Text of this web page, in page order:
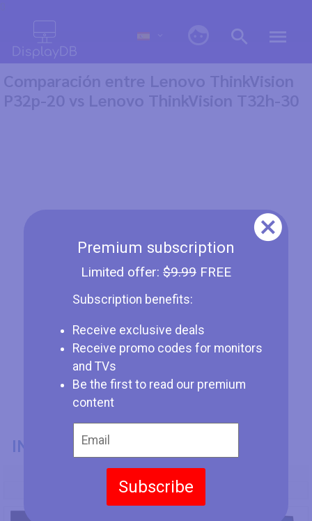
Premium subscription
Limited offer: $9.99FREE
Subscription benefits:
Receive exclusive deals
Receive promo codes for monitors
and TVs
Be the first to read our premium
content
Subscribe
Comparación entre Lenovo ThinkVision
P32p-20 vs Lenovo ThinkVision T32h-30
INFORMACIÓN GENERAL
Lenovo ThinkVision P32p-20
Lenovo ThinkVision T32h-30